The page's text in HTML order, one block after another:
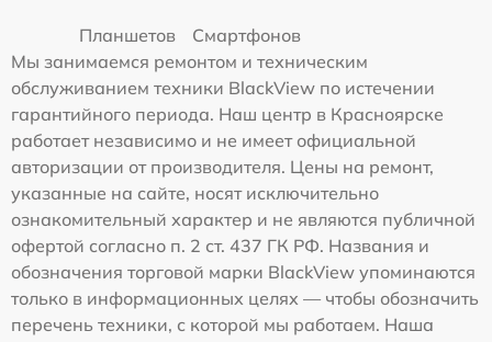
Планшетов
Смартфонов
Мы занимаемся ремонтом и техническим
обслуживанием техники BlackView по истечении
гарантийного периода. Наш центр в Красноярске
работает независимо и не имеет официальной
авторизации от производителя. Цены на ремонт,
указанные на сайте, носят исключительно
ознакомительный характер и не являются публичной
офертой согласно п. 2 ст. 437 ГК РФ. Названия и
обозначения торговой марки BlackView упоминаются
только в информационных целях — чтобы обозначить
перечень техники, с которой мы работаем. Наша